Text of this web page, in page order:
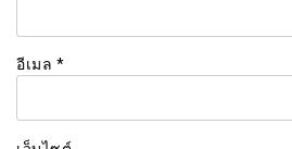
อีเมล *